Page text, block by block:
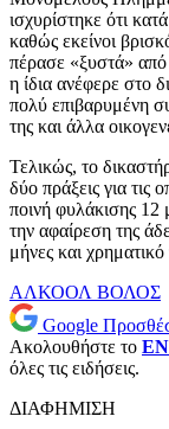
ισχυρίστηκε ότι
καθώς εκείνοι
πέρασε «ξυστά»
η ίδια ανέφερε στο
πολύ επιβαρυμένη
της και άλλα
Τελικώς, το
δύο πράξεις για τις
ποινή φυλάκισης
την αφαίρεση της
μήνες και
ΑΛΚΟΟΛ ΒΟΛΟΣ
Google
Ακολουθήστε το
όλες τις ειδήσεις.
ΔΙΑΦΗΜΙΣΗ